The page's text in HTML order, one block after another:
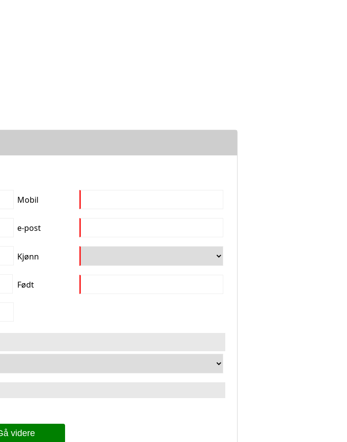
Mobil
e-post
Kjønn
Født
videre